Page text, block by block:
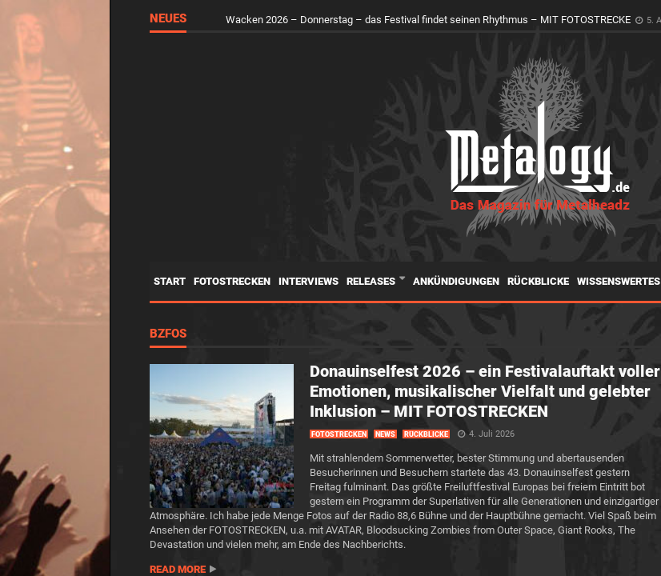
NEUES Wacken 2026 – Mittwoch – der Holy Ground erwacht zum Leben 4. August 2026
START FOTOSTRECKEN INTERVIEWS RELEASES ANKÜNDIGUNGEN RÜCKBLICKE WISSENSWERTES
BZFOS
Donauinselfest 2026 – ein Festivalauftakt voller
Emotionen, musikalischer Vielfalt und gelebter
Inklusion – MIT FOTOSTRECKEN
FOTOSTRECKEN NEWS RÜCKBLICKE 4. Juli 2026
Mit strahlendem Sommerwetter, bester Stimmung und abertausenden
Besucherinnen und Besuchern startete das 43. Donauinselfest gestern
Freitag fulminant. Das größte Freiluftfestival Europas bei freiem Eintritt bot
gestern ein Programm der Superlativen für alle Generationen und einzigartiger
Atmosphäre. Ich habe jede Menge Fotos auf der Radio 88,6 Bühne und der Hauptbühne gemacht. Viel Spaß beim
Ansehen der FOTOSTRECKEN, u.a. mit AVATAR, Bloodsucking Zombies from Outer Space, Giant Rooks, The
Devastation und vielen mehr, am Ende des Nachberichts.
READ MORE